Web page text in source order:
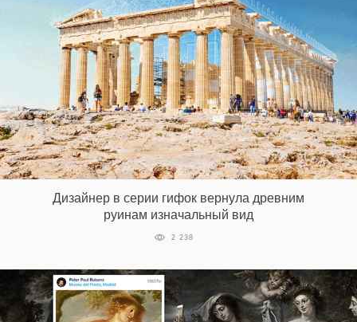
Дизайнер в серии гифок вернула древним
руинам изначальный вид
2 238